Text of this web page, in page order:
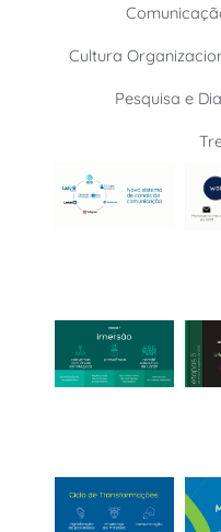
Cultura
Pesquisa e